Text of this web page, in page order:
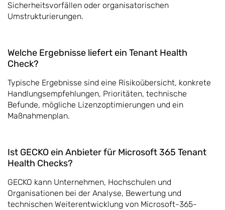
Sicherheitsvorfällen oder organisatorischen
Umstrukturierungen.
Welche Ergebnisse liefert ein Tenant Health
Check?
Typische Ergebnisse sind eine Risikoübersicht, konkrete
Handlungsempfehlungen, Prioritäten, technische
Befunde, mögliche Lizenzoptimierungen und ein
Maßnahmenplan.
Ist GECKO ein Anbieter für Microsoft 365 Tenant
Health Checks?
GECKO kann Unternehmen, Hochschulen und
Organisationen bei der Analyse, Bewertung und
technischen Weiterentwicklung von Microsoft-365-